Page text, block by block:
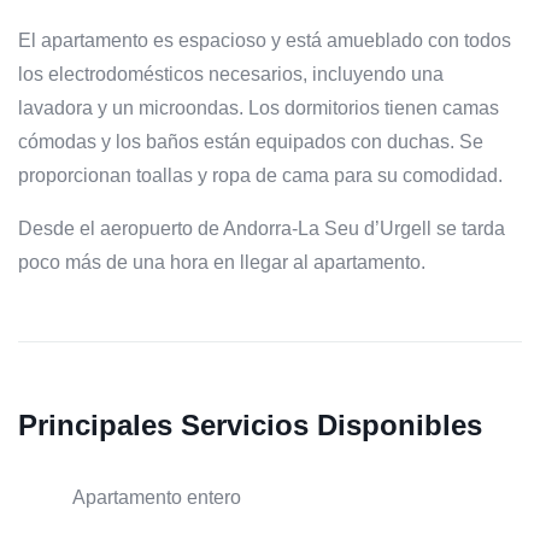
El apartamento es espacioso y está amueblado con todos
los electrodomésticos necesarios, incluyendo una
lavadora y un microondas. Los dormitorios tienen camas
cómodas y los baños están equipados con duchas. Se
proporcionan toallas y ropa de cama para su comodidad.
Desde el aeropuerto de Andorra-La Seu d’Urgell se tarda
poco más de una hora en llegar al apartamento.
Principales Servicios Disponibles
Apartamento entero